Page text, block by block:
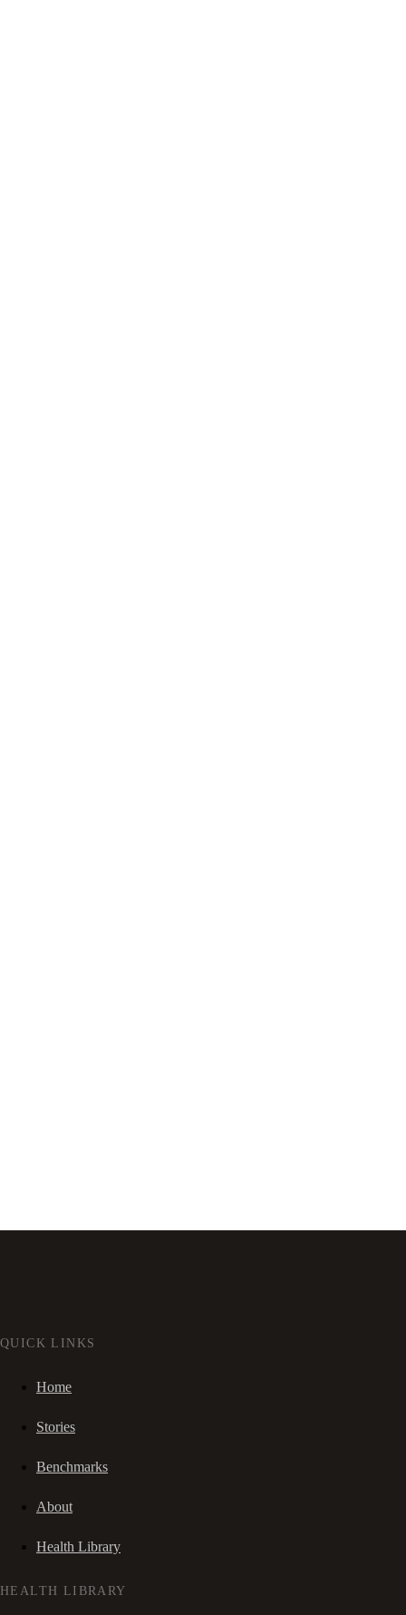
QUICK LINKS
Home
Stories
Benchmarks
About
Health Library
HEALTH LIBRARY